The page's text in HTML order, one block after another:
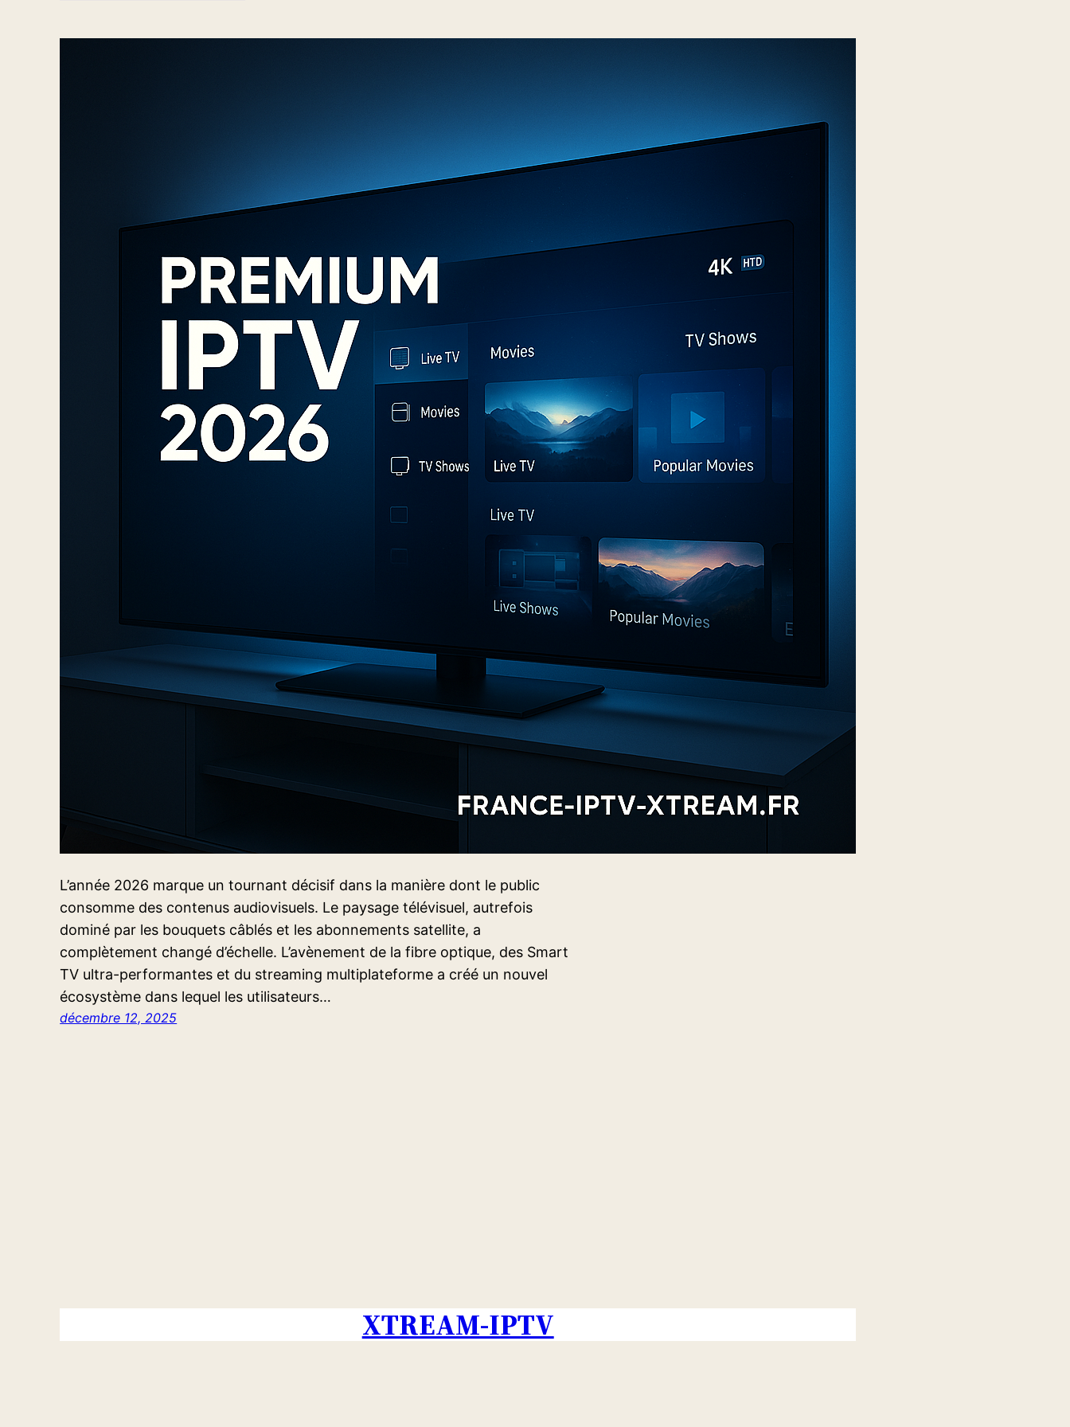
L’année 2026 marque un tournant décisif dans la manière dont le public
consomme des contenus audiovisuels. Le paysage télévisuel, autrefois
dominé par les bouquets câblés et les abonnements satellite, a
complètement changé d’échelle. L’avènement de la fibre optique, des Smart
TV ultra-performantes et du streaming multiplateforme a créé un nouvel
écosystème dans lequel les utilisateurs…
décembre 12, 2025
XTREAM-IPTV